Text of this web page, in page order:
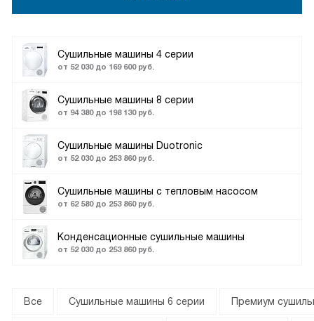
Сушильные машины 4 серии
от 52 030 до 169 600 руб.
Сушильные машины 8 серии
от 94 380 до 198 130 руб.
Сушильные машины Duotronic
от 52 030 до 253 860 руб.
Сушильные машины с тепловым насосом
от 62 580 до 253 860 руб.
Конденсационные сушильные машины
от 52 030 до 253 860 руб.
Все Сушильные машины 6 серии Премиум